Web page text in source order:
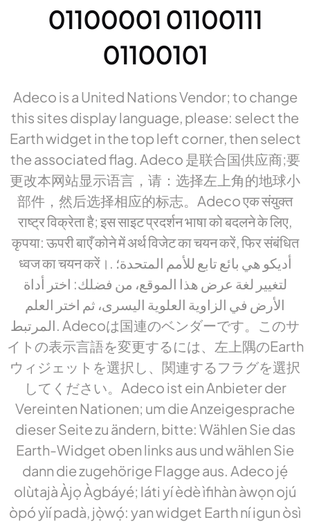
01100001 01100111
01100101
Adeco is a United Nations Vendor; to change
this sites display language, please: select the
Earth widget in the top left corner, then select
the associated flag. Adeco 是联合国供应商;要
更改本网站显示语言，请：选择左上角的地球小
部件，然后选择相应的标志。Adeco एक संयुक्त
राष्ट्र विक्रेता है; इस साइट प्रदर्शन भाषा को बदलने के लिए,
कृपया: ऊपरी बाएँ कोने में अर्थ विजेट का चयन करें, फिर संबंधित
ध्वज का चयन करें।. أديكو هي بائع تابع للأمم المتحدة؛
لتغيير لغة عرض هذا الموقع، من فضلك: اختر أداة
الأرض في الزاوية العلوية اليسرى، ثم اختر العلم
المرتبط. Adecoは国連のベンダーです。このサ
イトの表示言語を変更するには、左上隅のEarth
ウィジェットを選択し、関連するフラグを選択
してください。Adeco ist ein Anbieter der
Vereinten Nationen; um die Anzeigesprache
dieser Seite zu ändern, bitte: Wählen Sie das
Earth-Widget oben links aus und wählen Sie
dann die zugehörige Flagge aus. Adeco jẹ́
olùtajà Àjọ Àgbáyé; láti yí èdè ìfihàn àwọn ojú
òpó yìí padà, jọ̀wọ́: yan widget Earth ní igun òsì